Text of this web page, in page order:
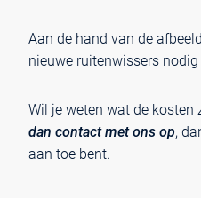
Aan de hand van de
nieuwe ruitenwissers nodig
Wil je weten wat de kosten
dan contact met ons op,
aan toe bent.